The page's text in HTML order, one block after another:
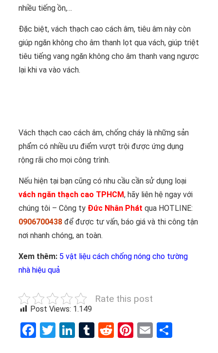
nhiều tiếng ồn,…
Đặc biệt, vách thạch cao cách âm, tiêu âm này còn
giúp ngăn không cho âm thanh lọt qua vách, giúp triệt
tiêu tiếng vang ngăn không cho âm thanh vang ngược
lại khi va vào vách.
Vách thạch cao cách âm, chống cháy là những sản
phẩm có nhiều ưu điểm vượt trội được ứng dụng
rộng rãi cho mọi công trình.
Nếu hiện tại bạn cũng có nhu cầu cần sử dụng loại
vách ngăn thạch cao TPHCM, hãy liên hệ ngay với
chúng tôi – Công ty Đức Nhân Phát qua HOTLINE:
0906700438 để được tư vấn, báo giá và thi công tận
nơi nhanh chóng, an toàn.
Xem thêm: 5 vật liệu cách chống nóng cho tường
nhà hiệu quả
Rate this post
Post Views: 1.149
Facebook
Twitter
LinkedIn
Tumblr
RedditPinterest
Email